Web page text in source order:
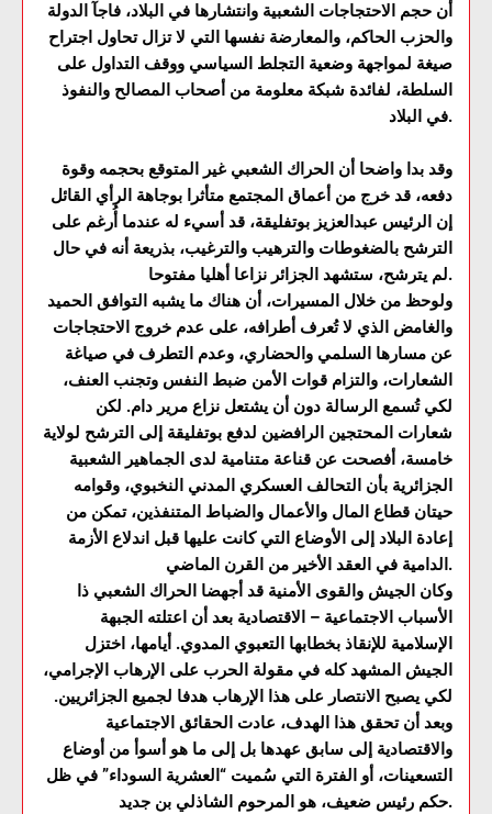
أن حجم الاحتجاجات الشعبية وانتشارها في البلاد، فاجآ الدولة
والحزب الحاكم، والمعارضة نفسها التي لا تزال تحاول اجتراح
صيغة لمواجهة وضعية التجلط السياسي ووقف التداول على
السلطة، لفائدة شبكة معلومة من أصحاب المصالح والنفوذ
في البلاد.
وقد بدا واضحا أن الحراك الشعبي غير المتوقع بحجمه وقوة
دفعه، قد خرج من أعماق المجتمع متأثرا بوجاهة الرأي القائل
إن الرئيس عبدالعزيز بوتفليقة، قد أسيء له عندما أُرغم على
الترشح بالضغوطات والترهيب والترغيب، بذريعة أنه في حال
لم يترشح، ستشهد الجزائر نزاعا أهليا مفتوحا.
ولوحظ من خلال المسيرات، أن هناك ما يشبه التوافق الحميد
والغامض الذي لا تُعرف أطرافه، على عدم خروج الاحتجاجات
عن مسارها السلمي والحضاري، وعدم التطرف في صياغة
الشعارات، والتزام قوات الأمن ضبط النفس وتجنب العنف،
لكي تُسمع الرسالة دون أن يشتعل نزاع مرير دام. لكن
شعارات المحتجين الرافضين لدفع بوتفليقة إلى الترشح لولاية
خامسة، أفصحت عن قناعة متنامية لدى الجماهير الشعبية
الجزائرية بأن التحالف العسكري المدني النخبوي، وقوامه
حيتان قطاع المال والأعمال والضباط المتنفذين، تمكن من
إعادة البلاد إلى الأوضاع التي كانت عليها قبل اندلاع الأزمة
الدامية في العقد الأخير من القرن الماضي.
وكان الجيش والقوى الأمنية قد أجهضا الحراك الشعبي ذا
الأسباب الاجتماعية – الاقتصادية بعد أن اعتلته الجبهة
الإسلامية للإنقاذ بخطابها التعبوي المدوي. أيامها، اختزل
الجيش المشهد كله في مقولة الحرب على الإرهاب الإجرامي،
لكي يصبح الانتصار على هذا الإرهاب هدفا لجميع الجزائريين.
وبعد أن تحقق هذا الهدف، عادت الحقائق الاجتماعية
والاقتصادية إلى سابق عهدها بل إلى ما هو أسوأ من أوضاع
التسعينات، أو الفترة التي سُميت “العشرية السوداء” في ظل
حكم رئيس ضعيف، هو المرحوم الشاذلي بن جديد.